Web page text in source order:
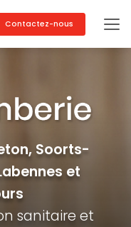
Contactez-nous
Soorts-
et
sanitaire et